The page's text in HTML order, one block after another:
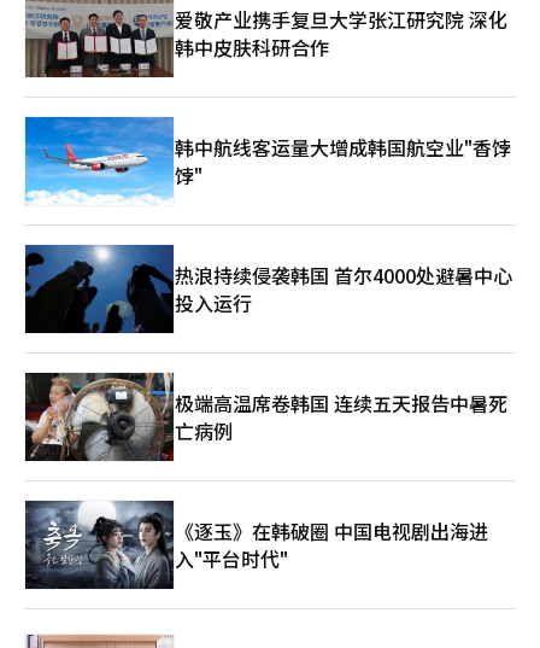
中整合所有福利，增强了与非电信领域服务的结合。‘T
日’和‘0周’的菜单整合，增加了客户在应用上的停留时间，并
通过数据分析为未来的AI代理自动推荐个性化优惠券奠定了基础。
SK电信的会员战略将与人工智能（AI）结合，变得更加精细。AI将
学习客户的套餐模式、消费习惯和休闲偏好，开启‘主动会员’时
代。目前，SK电信正在推进的‘AI金字塔’战略的核心在于如何将
基于通信基础设施获得的客户‘日常数据’与AI服务融合。此次T
会员改版旨在扩大与客户的接触点，收集更多数据，并基于此提高
个性化AI助手的价值。当然，挑战也存在。随着会员福利的高度
化，合作伙伴的成本分担问题以及部分福利的客户疲劳度可能增
饱和的电信市场中，通过福利实现客户体验创新是唯一的生存战
略。SKT产品与品牌本部长尹在雄表示：“让客户更轻松便捷地享
受福利是改版的核心。”未来，SK电信将通过与多家合作伙伴和
技术的合作，继续转型为‘智能会员’，在客户打开应用的瞬间帮
助规划其一天。SK电信此次行动将如何影响国内电商和电信生态
系统，值得关注。※ 本报道经人工智能（AI）系统翻译与编辑。
爱敬产业携手复旦大学张江研究院 深化
韩中皮肤科研合作
韩中航线客运量大增成韩国航空业"香饽
饽"
热浪持续侵袭韩国 首尔4000处避暑中心
投入运行
极端高温席卷韩国 连续五天报告中暑死
亡病例
《逐玉》在韩破圈 中国电视剧出海进
入"平台时代"